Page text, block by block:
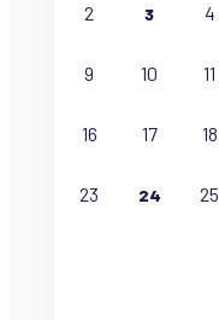
2 3 4
9 10 11
16 17 18
23 24 25